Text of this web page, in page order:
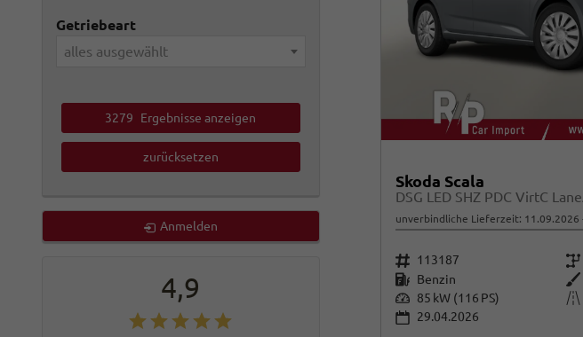
Skoda Scala
DSG LED SHZ PDC VirtC
unverbindliche Lieferzeit: 11.09.2026
Fahrzeugnr. 113187 Getriebe
Kraftstoff Benzin Außenfarbe
Leistung 85 kW (116 PS) Kilometerstand
29.04.2026
Getriebeart
alles ausgewählt
3279 Ergebnisse anzeigen
zurücksetzen
Anmelden
4,9